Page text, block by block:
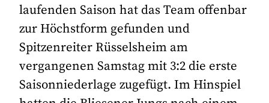
laufenden Saison hat das Team offenbar
zur Höchstform gefunden und
Spitzenreiter Rüsselsheim am
vergangenen Samstag mit 3:2 die erste
Saisonniederlage zugefügt. Im Hinspiel